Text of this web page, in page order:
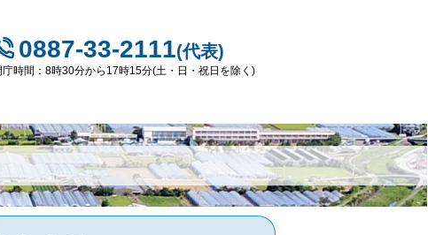
0887-33-2111(代表)
庁時間：8時30分から17時15分(土・日・祝日を除く)